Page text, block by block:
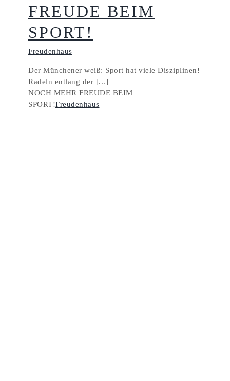
FREUDE BEIM
SPORT!
Freudenhaus
Der Münchener weiß: Sport hat viele Disziplinen!
Radeln entlang der [...]
NOCH MEHR FREUDE BEIM
SPORT!Freudenhaus